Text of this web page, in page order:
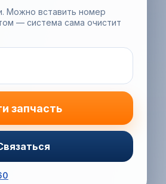
Можно вставить номер
— система сама очистит
запчасть